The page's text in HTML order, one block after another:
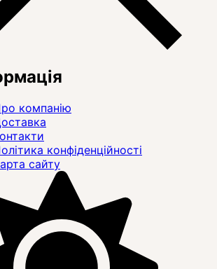
компанію
конфіденційності
сайту